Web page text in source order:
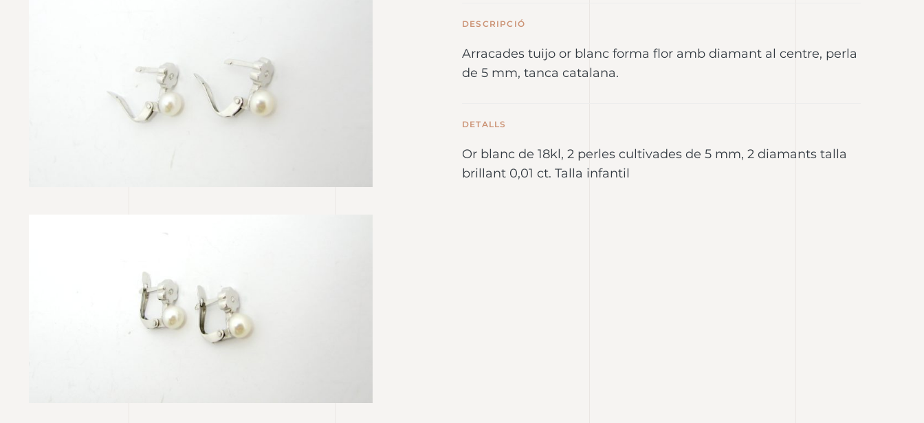
DESCRIPCIÓ
Arracades tuijo or blanc forma flor amb diamant al centre, perla
de 5 mm, tanca catalana.
DETALLS
Or blanc de 18kl, 2 perles cultivades de 5 mm, 2 diamants talla
brillant 0,01 ct. Talla infantil